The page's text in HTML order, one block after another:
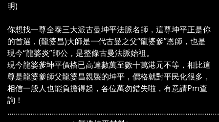
明)
你想找一尊全泰三大派古曼坤平法脈名師，這尊坤平正是你
的首選，(龍婆昌)大師是一代古曼之父“龍婆爹”恩師，也是
現今“龍婆炎”師公，是整條古曼法脈始祖。
現今龍婆爹坤平價格已高達數萬至數十萬港元不等，相比這
尊是龍婆爹師父龍婆昌親製的坤平，價格就對平民化很多，
相信一般人也能負擔得起，各位萬勿錯失啦，有意請Pm查
詢！